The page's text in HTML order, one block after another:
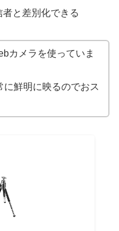
と差別化できる
カメラを使っていま
に鮮明に映るのでおス